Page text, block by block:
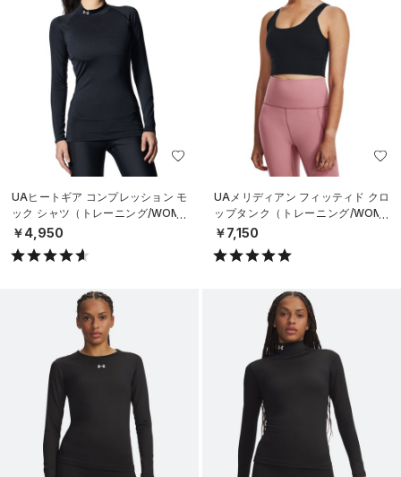
UAヒートギア コンプレッション モ
ック シャツ（トレーニング/WOME
N）
￥4,950
UAメリディアン フィッティド クロ
ップタンク（トレーニング/WOME
N）
￥7,150